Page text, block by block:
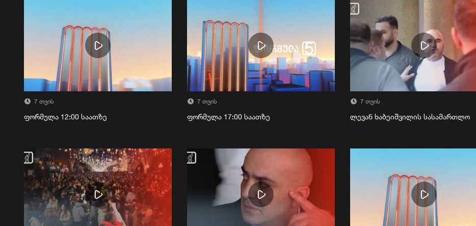
7 თვის
ფორმულა 12:00 საათზე
7 თვის
ფორმულა 17:00 საათზე
7 თვის
ლევან ხაბეიშვილის სასამართლო